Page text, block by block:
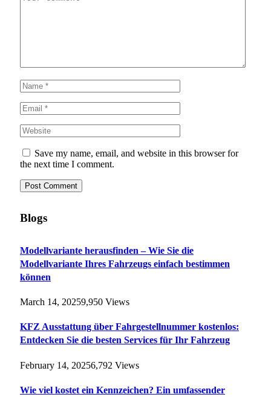
Save my name, email, and website in this browser for
the next time I comment.
Blogs
Modellvariante herausfinden – Wie Sie die
Modellvariante Ihres Fahrzeugs einfach bestimmen
können
March 14, 20259,950 Views
KFZ Ausstattung über Fahrgestellnummer kostenlos:
Entdecken Sie die besten Services für Ihr Fahrzeug
February 14, 20256,792 Views
Wie viel kostet ein Kennzeichen? Ein umfassender